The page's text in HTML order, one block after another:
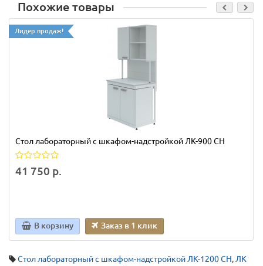
Похожие товары
Лидер продаж!
Стол лабораторный с шкафом-надстройкой ЛК-900 СН
41 750 р.
В корзину Заказ в 1 клик
Стол лабораторный с шкафом-надстройкой ЛК-1200 СН, ЛК